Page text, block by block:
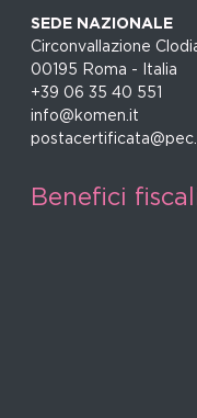
SEDE NAZIONALE
Circonvallazione
00195 Roma - Italia
+39 06 35 40 551
info@komen.it
Benefici